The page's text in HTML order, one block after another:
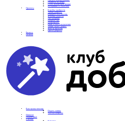
Подписка на добро
Стать волонтером фонда
Вечеринки со смыслом
Проекты
Коробка храбрости
Уроки Доброты
Юридическая помощь
Мамины радости
Автодобряки
Добрый торт
Добропробег
Няни особого назначения
Акция «Букет добра»
Фактор времени
Цветы доброты
Бизнесу
Отчеты
Вам нужна помощь
Подать заявку
Частые вопросы
Новости
Подопечные
О фонде